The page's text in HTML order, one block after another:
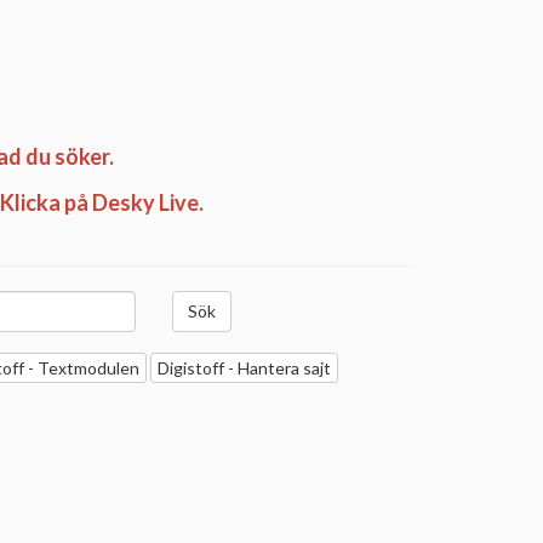
du söker.
på Desky Live.
- Textmodulen Digistoff - Hantera sajt